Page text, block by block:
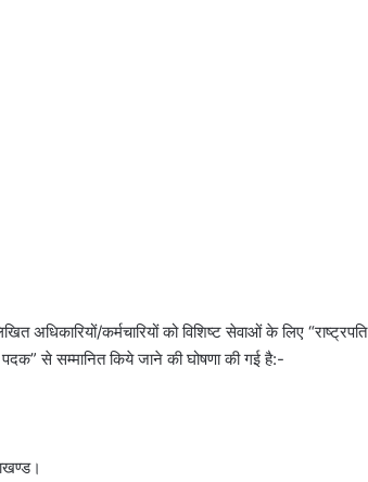
अधिकारियों/कर्मचारियों को विशिष्ट सेवाओं के लिए “राष्ट्रपति
से सम्मानित किये जाने की घोषणा की गई है:-